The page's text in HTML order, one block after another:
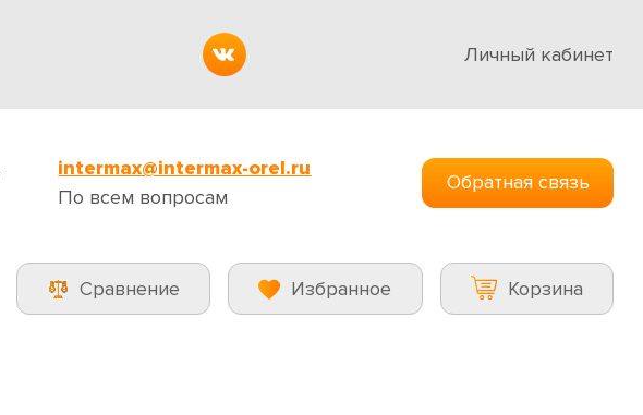
Личный кабинет
intermax@intermax-orel.ru
По всем вопросам
Обратная связь
Сравнение Избранное Корзина